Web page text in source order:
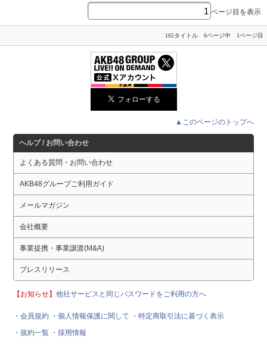
ページ目を表示
165タイトル 6ページ中 1ページ目
▲このページのトップへ
ヘルプ / お問い合わせ
よくある質問・お問い合わせ
AKB48グループご利用ガイド
メールマガジン
会社概要
事業提携・事業譲渡(M&A)
プレスリリース
【お知らせ】他社サービスと同じパスワードをご利用の方へ
・会員規約 ・個人情報保護に関して
・特定商取引法に基づく表示
・規約一覧 ・採用情報